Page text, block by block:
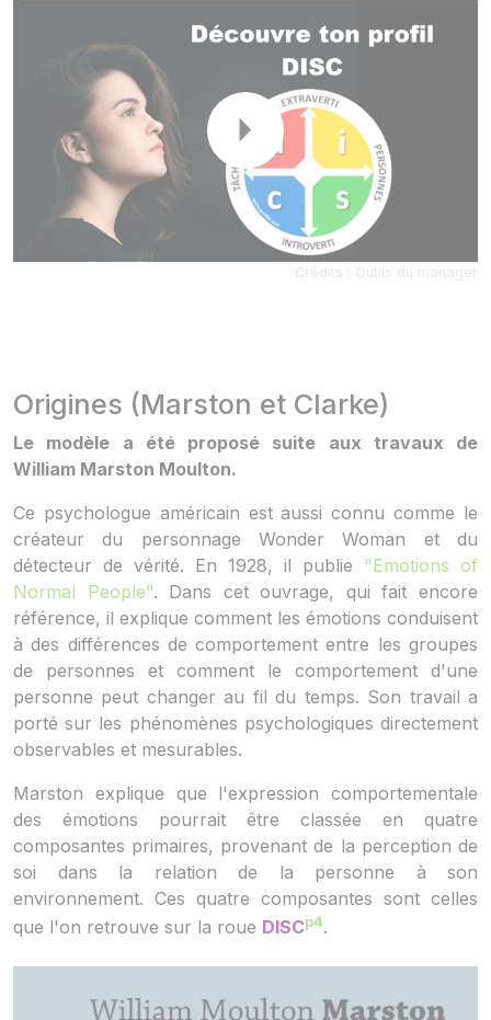
Crédits : Outils du manager
Origines (Marston et Clarke)
Le modèle a été proposé suite aux travaux de
William Marston Moulton.
Ce psychologue américain est aussi connu comme le
créateur du personnage Wonder Woman et du
détecteur de vérité. En 1928, il publie "Emotions of
Normal People". Dans cet ouvrage, qui fait encore
référence, il explique comment les émotions conduisent
à des différences de comportement entre les groupes
de personnes et comment le comportement d'une
personne peut changer au fil du temps. Son travail a
porté sur les phénomènes psychologiques directement
observables et mesurables.
Marston explique que l'expression comportementale
des émotions pourrait être classée en quatre
composantes primaires, provenant de la perception de
soi dans la relation de la personne à son
environnement. Ces quatre composantes sont celles
que l'on retrouve sur la roue DISCp4.